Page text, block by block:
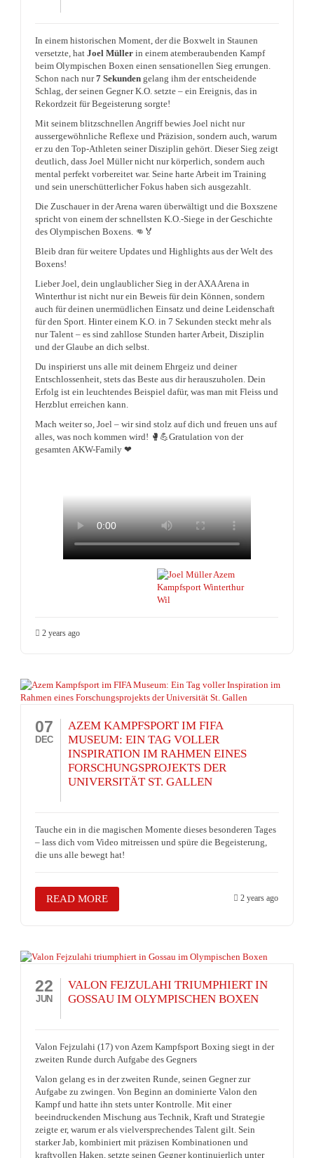
In einem historischen Moment, der die Boxwelt in Staunen
versetzte, hatJoel Müller in einem atemberaubenden Kampf
beim Olympischen Boxen einen sensationellen Sieg errungen.
Schon nach nur7 Sekunden gelang ihm der entscheidende
Schlag, der seinen Gegner K.O. setzte – ein Ereignis, das in
Rekordzeit für Begeisterung sorgte!
Mit seinem blitzschnellen Angriff bewies Joel nicht nur
aussergewöhnliche Reflexe und Präzision, sondern auch, warum
er zu den Top-Athleten seiner Disziplin gehört. Dieser Sieg zeigt
deutlich, dass Joel Müller nicht nur körperlich, sondern auch
mental perfekt vorbereitet war. Seine harte Arbeit im Training
und sein unerschütterlicher Fokus haben sich ausgezahlt.
Die Zuschauer in der Arena waren überwältigt und die Boxszene
spricht von einem der schnellsten K.O.-Siege in der Geschichte
des Olympischen Boxens. 👊🏅
Bleib dran für weitere Updates und Highlights aus der Welt des
Boxens!
Lieber Joel, dein unglaublicher Sieg in der AXA Arena in
Winterthur ist nicht nur ein Beweis für dein Können, sondern
auch für deinen unermüdlichen Einsatz und deine Leidenschaft
für den Sport. Hinter einem K.O. in 7 Sekunden steckt mehr als
nur Talent – es sind zahllose Stunden harter Arbeit, Disziplin
und der Glaube an dich selbst.
Du inspirierst uns alle mit deinem Ehrgeiz und deiner
Entschlossenheit, stets das Beste aus dir herauszuholen. Dein
Erfolg ist ein leuchtendes Beispiel dafür, was man mit Fleiss und
Herzblut erreichen kann.
Mach weiter so, Joel – wir sind stolz auf dich und freuen uns auf
alles, was noch kommen wird! 🥊💪Gratulation von der
gesamten AKW-Family ❤
2 years ago
07
DEC
AZEM KAMPFSPORT IM FIFA
MUSEUM: EIN TAG VOLLER
INSPIRATION IM RAHMEN EINES
FORSCHUNGSPROJEKTS DER
UNIVERSITÄT ST. GALLEN
Tauche ein in die magischen Momente dieses besonderen Tages
– lass dich vom Video mitreissen und spüre die Begeisterung,
die uns alle bewegt hat!
READ MORE 2 years ago
22
JUN
VALON FEJZULAHI TRIUMPHIERT IN
GOSSAU IM OLYMPISCHEN BOXEN
Valon Fejzulahi (17) von Azem Kampfsport Boxing siegt in der
zweiten Runde durch Aufgabe des Gegners
Valon gelang es in der zweiten Runde, seinen Gegner zur
Aufgabe zu zwingen. Von Beginn an dominierte Valon den
Kampf und hatte ihn stets unter Kontrolle. Mit einer
beeindruckenden Mischung aus Technik, Kraft und Strategie
zeigte er, warum er als vielversprechendes Talent gilt. Sein
starker Jab, kombiniert mit präzisen Kombinationen und
kraftvollen Haken, setzte seinen Gegner kontinuierlich unter